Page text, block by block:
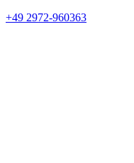
+49 2972-960363